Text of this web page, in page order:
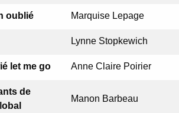
oublié Marquise Lepage
Lynne Stopkewich
let me go Anne Claire Poirier
de
Manon Barbeau